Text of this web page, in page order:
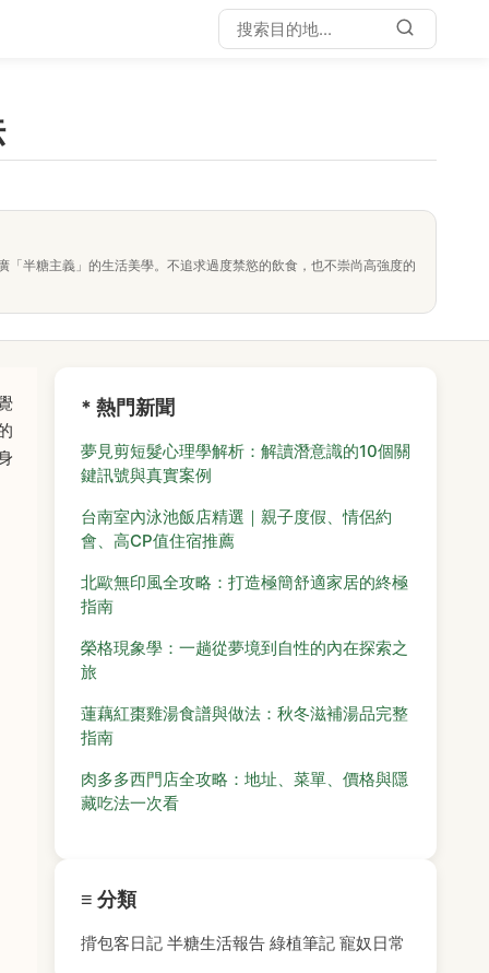
半糖主義」的生活美學。不追求過度禁慾的飲食，也不崇尚高強度的
* 熱門新聞
夢見剪短髮心理學解析：解讀潛意識的10個關
鍵訊號與真實案例
台南室內泳池飯店精選｜親子度假、情侶約
會、高CP值住宿推薦
北歐無印風全攻略：打造極簡舒適家居的終極
指南
榮格現象學：一趟從夢境到自性的內在探索之
旅
蓮藕紅棗雞湯食譜與做法：秋冬滋補湯品完整
指南
肉多多西門店全攻略：地址、菜單、價格與隱
藏吃法一次看
≡ 分類
揹包客日記 半糖生活報告 綠植筆記 寵奴日常